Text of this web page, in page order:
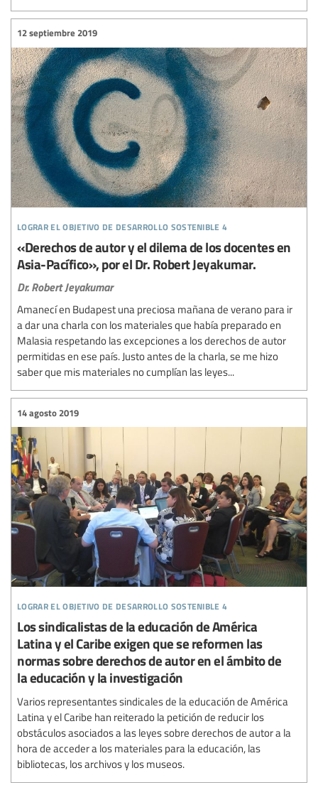
lograr el objetivo de desarrollo sostenible 4
12 septiembre 2019
«Derechos de autor y el dilema de los docentes en
Asia-Pacífico», por el Dr. Robert Jeyakumar.
Dr. Robert Jeyakumar
Amanecí en Budapest una preciosa mañana de verano para ir
a dar una charla con los materiales que había preparado en
Malasia respetando las excepciones a los derechos de autor
permitidas en ese país. Justo antes de la charla, se me hizo
saber que mis materiales no cumplían las leyes...
lograr el objetivo de desarrollo sostenible 4
14 agosto 2019
Los sindicalistas de la educación de América
Latina y el Caribe exigen que se reformen las
normas sobre derechos de autor en el ámbito de
la educación y la investigación
Varios representantes sindicales de la educación de América
Latina y el Caribe han reiterado la petición de reducir los
obstáculos asociados a las leyes sobre derechos de autor a la
hora de acceder a los materiales para la educación, las
bibliotecas, los archivos y los museos.